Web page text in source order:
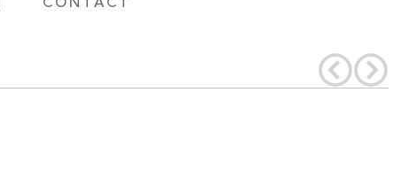
CONTACT